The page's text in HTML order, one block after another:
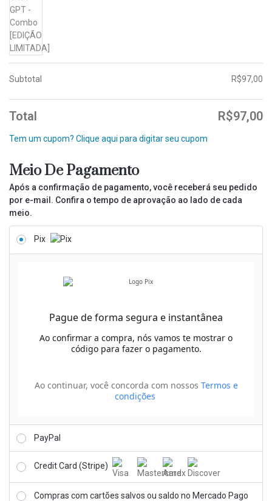
Subtotal R$97,00
Total R$97,00
Tem um cupom? Clique aqui para digitar seu cupom
Meio De Pagamento
Após a confirmação de pagamento, você receberá seu pedido
por e-mail. Confira o tempo de aprovação ao lado de cada
meio.
Pix
Pague de forma segura e instantânea
Ao confirmar a compra, nós vamos te mostrar o
código para fazer o pagamento.
Ao continuar, você concorda com nossos Termos e
condições
PayPal
Credit Card (Stripe)
Compras com cartões salvos ou saldo no Mercado Pago